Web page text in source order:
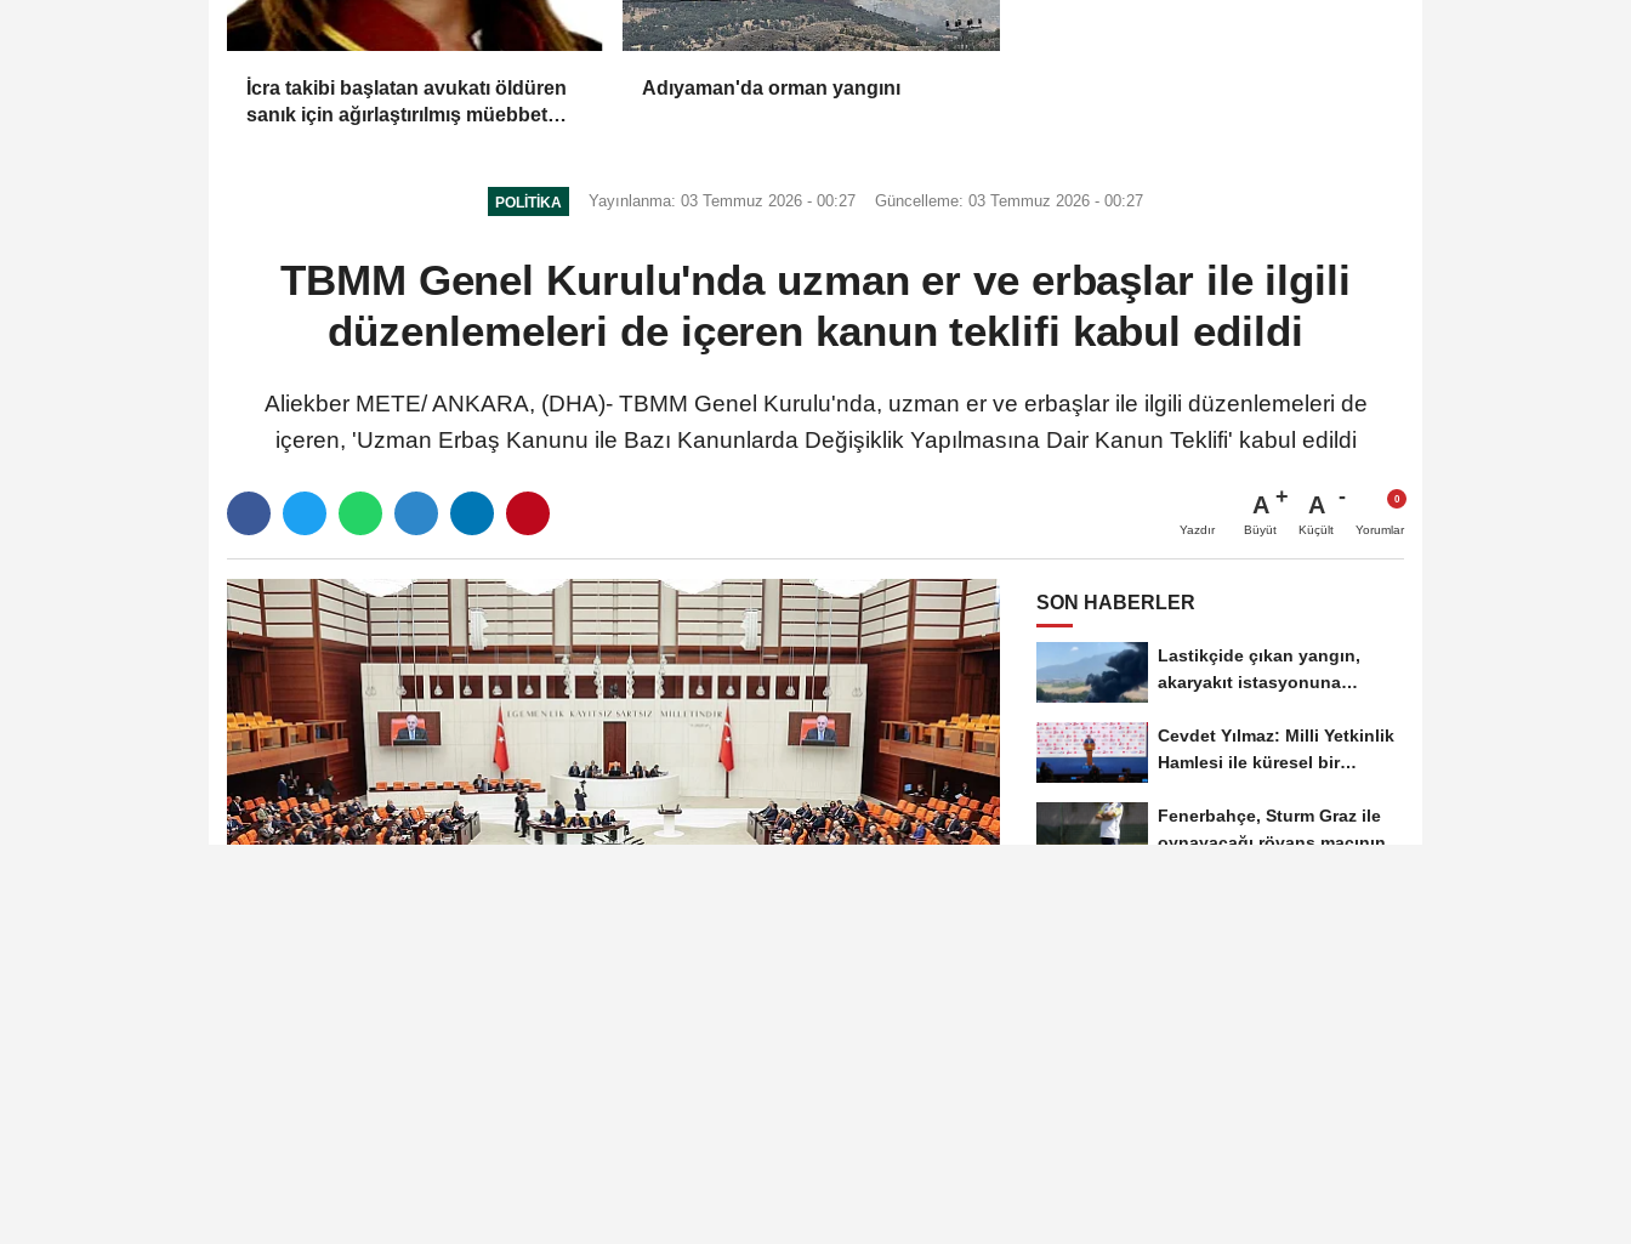
İcra takibi başlatan avukatı öldüren
sanık için ağırlaştırılmış müebbet
Adıyaman'da orman yangını
POLITIKA Yayınlanma: 03 Temmuz 2026 - 00:27 Güncelleme: 03 Temmuz 2026 - 00:27
TBMM Genel Kurulu'nda uzman er ve erbaşlar ile ilgili
düzenlemeleri de içeren kanun teklifi kabul edildi
Aliekber METE/ ANKARA, (DHA)- TBMM Genel Kurulu'nda, uzman er ve erbaşlar ile ilgili düzenlemeleri de
içeren, 'Uzman Erbaş Kanunu ile Bazı Kanunlarda Değişiklik Yapılmasına Dair Kanun Teklifi' kabul edildi
Yazdır
A
Büyüt
A
Küçült Yorumlar
SON HABERLER
Lastikçide çıkan yangın,
akaryakıt istasyonuna
Cevdet Yılmaz: Milli Yetkinlik
Hamlesi ile küresel bir
Fenerbahçe, Sturm Graz ile
oynayacağı rövanş maçının